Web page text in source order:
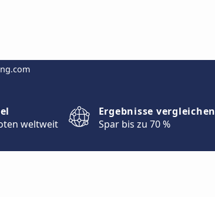
weltweit
Ergebnisse vergleichen
Spar bis zu 70 %